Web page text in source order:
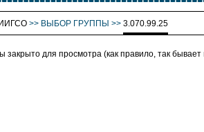
ИИГСО >> ВЫБОР ГРУППЫ >> 3.070.99.25
закрыто для просмотра (как правило, так